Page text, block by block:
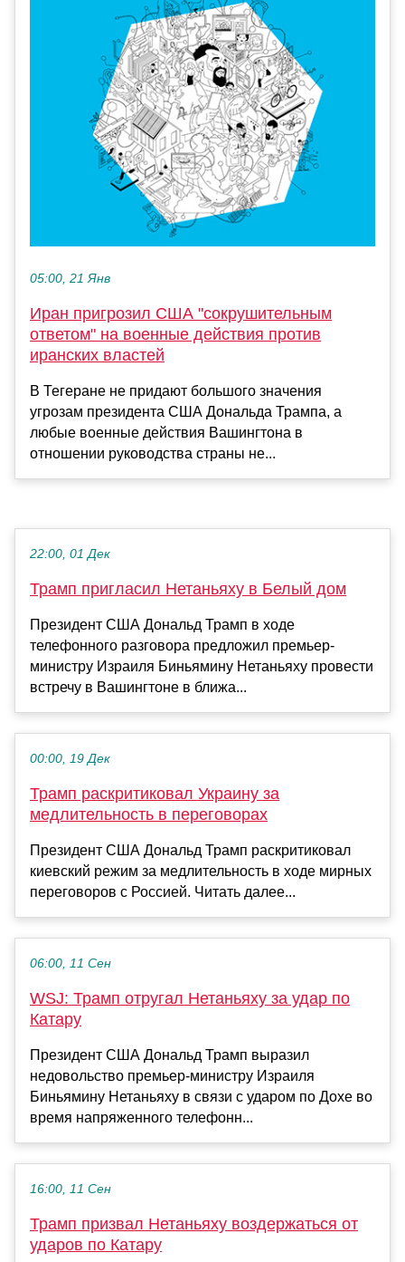
05:00, 21 Янв
Иран пригрозил США "сокрушительным
ответом" на военные действия против
иранских властей
В Тегеране не придают большого значения
угрозам президента США Дональда Трампа, а
любые военные действия Вашингтона в
отношении руководства страны не...
22:00, 01 Дек
Трамп пригласил Нетаньяху в Белый дом
Президент США Дональд Трамп в ходе
телефонного разговора предложил премьер-
министру Израиля Биньямину Нетаньяху провести
встречу в Вашингтоне в ближа...
00:00, 19 Дек
Трамп раскритиковал Украину за
медлительность в переговорах
Президент США Дональд Трамп раскритиковал
киевский режим за медлительность в ходе мирных
переговоров с Россией. Читать далее...
06:00, 11 Сен
WSJ: Трамп отругал Нетаньяху за удар по
Катару
Президент США Дональд Трамп выразил
недовольство премьер-министру Израиля
Биньямину Нетаньяху в связи с ударом по Дохе во
время напряженного телефонн...
16:00, 11 Сен
Трамп призвал Нетаньяху воздержаться от
ударов по Катару